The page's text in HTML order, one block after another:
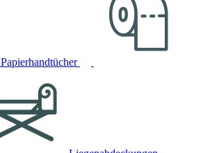
Papierhandtücher